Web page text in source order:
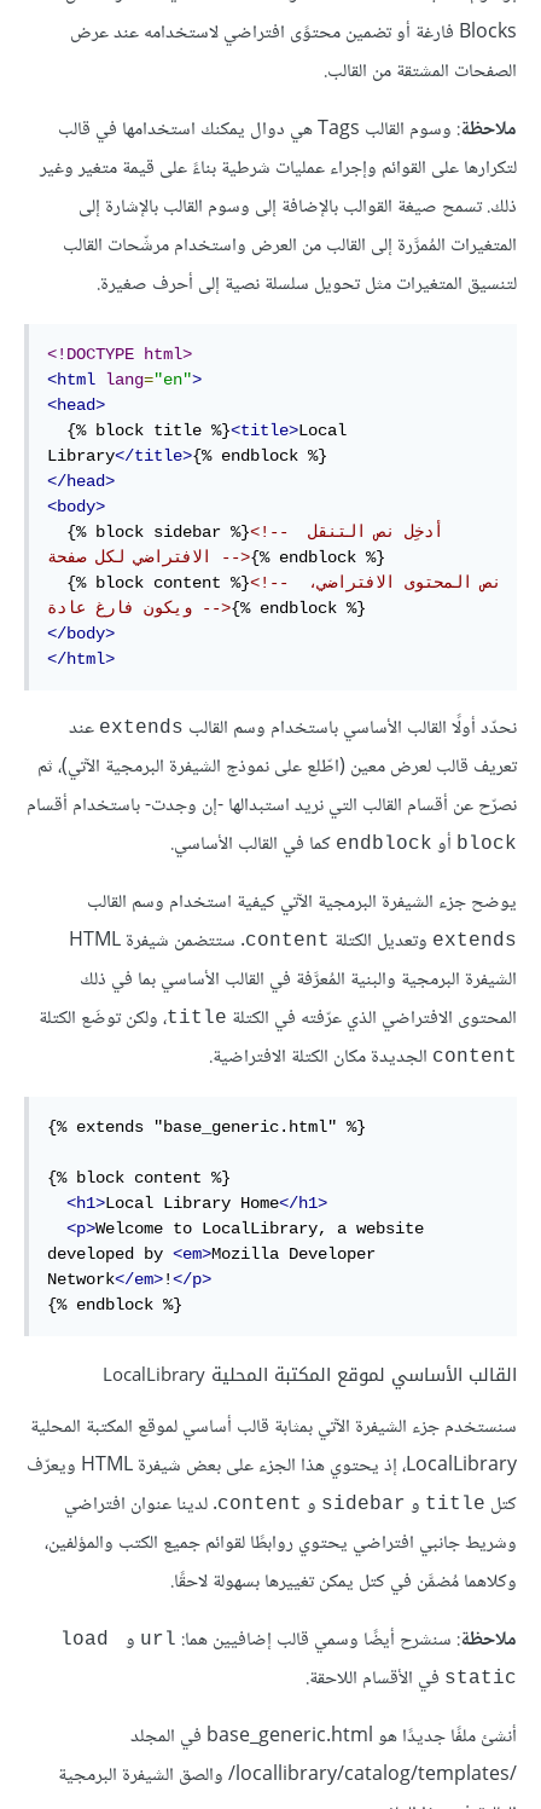
Blocks فارغة أو تضمين محتوًى افتراضي لاستخدامه عند عرض
الصفحات المشتقة من القالب.
ملاحظة
: وسوم القالب Tags هي دوال يمكنك استخدامها في قالب
لتكرارها على القوائم وإجراء عمليات شرطية بناءً على قيمة متغير وغير
ذلك. تسمح صيغة القوالب بالإضافة إلى وسوم القالب بالإشارة إلى
المتغيرات المُمرَّرة إلى القالب من العرض واستخدام مرشّحات القالب
لتنسيق المتغيرات مثل تحويل سلسلة نصية إلى أحرف صغيرة.
<!DOCTYPE html>
<html lang="en">
<head>
  {% block title %}
<title>Local
Library</title>
</head>
<body>
  {% block sidebar %}
<!-- أدخِل نص التنقل
الافتراضي لكل صفحة -->{% endblock %}
  {% block content %}
<!-- نص المحتوى الافتراضي،
ويكون فارغ عادة -->
</body>
</html>
نحدّد أولًا القالب الأساسي باستخدام وسم القالب extends عند
تعريف قالب لعرض معين (اطّلع على نموذج الشيفرة البرمجية الآتي)، ثم
نصرّح عن أقسام القالب التي نريد استبدالها -إن وجدت- باستخدام أقسام
block أو endblock كما في القالب الأساسي.
يوضح جزء الشيفرة البرمجية الآتي كيفية استخدام وسم القالب
extends وتعديل الكتلة content
. ستتضمن شيفرة HTML
الشيفرة البرمجية والبنية المُعرَّفة في القالب الأساسي بما في ذلك
المحتوى الافتراضي الذي عرّفته في الكتلة title، ولكن توضَع الكتلة
content الجديدة مكان الكتلة الافتراضية.
{% extends "base_generic.html" %}
{% block content %}
<h1>Local Library Home</h1>
<p>Welcome to LocalLibrary, a website
developed by <em>Mozilla Developer
Network</em>!</p>
{% endblock %}
القالب الأساسي لموقع المكتبة المحلية LocalLibrary
سنستخدم جزء الشيفرة الآتي بمثابة قالب أساسي لموقع المكتبة المحلية
LocalLibrary، إذ يحتوي هذا الجزء على بعض شيفرة HTML ويعرّف
كتل title و sidebar و content. لدينا عنوان افتراضي
وشريط جانبي افتراضي يحتوي روابطًا لقوائم جميع الكتب والمؤلفين،
وكلاهما مُضمَّن في كتل يمكن تغييرها بسهولة لاحقًا.
ملاحظة: سنشرح أيضًا وسمي قالب إضافيين هما: url و
load
static في الأقسام اللاحقة.
أنشئ ملفًا جديدًا هو base_generic.html في المجلد
/locallibrary/catalog/templates/ والصق الشيفرة البرمجية